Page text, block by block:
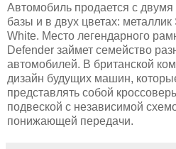
Автомобиль продается с
базы и в двух цветах:
White. Место легендарного
Defender займет семейство
автомобилей. В британской
дизайн будущих машин,
представлять собой
подвеской с независимой
понижающей передачи.